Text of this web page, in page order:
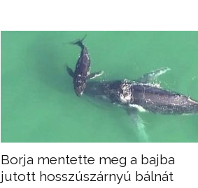
Borja mentette meg a bajba
jutott hosszúszárnyú bálnát